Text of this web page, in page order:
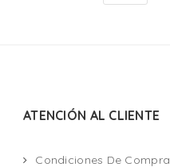
ATENCIÓN AL CLIENTE
Condiciones De Compra